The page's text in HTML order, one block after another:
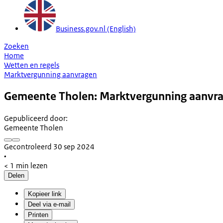
Business.gov.nl (English)
Zoeken
Home
Wetten en regels
Marktvergunning aanvragen
Gemeente Tholen: Marktvergunning
Gepubliceerd door:
Gemeente Tholen
Gecontroleerd 30 sep 2024
•
< 1 min lezen
Delen
Kopieer link
Deel via e-mail
Printen